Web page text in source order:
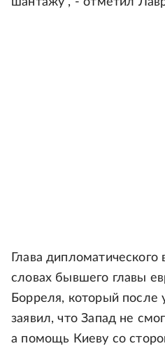
Глава
словах бывшего главы
Борреля, который после
заявил, что Запад не
а помощь Киеву со